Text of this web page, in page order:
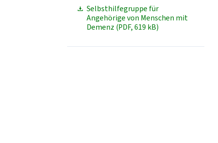
Selbsthilfegruppe für
Angehörige von Menschen mit
Demenz (PDF, 619 kB)